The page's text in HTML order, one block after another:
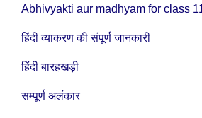
Abhivyakti aur madhyam for class
हिंदी व्याकरण की संपूर्ण जानकारी
हिंदी बारहखड़ी
सम्पूर्ण अलंकार